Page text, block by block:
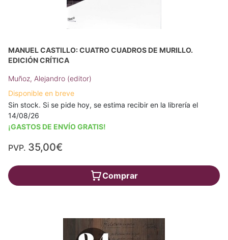
MANUEL CASTILLO: CUATRO CUADROS DE MURILLO.
EDICIÓN CRÍTICA
Muñoz, Alejandro (editor)
Disponible en breve
Sin stock. Si se pide hoy, se estima recibir en la librería el
14/08/26
¡GASTOS DE ENVÍO GRATIS!
PVP. 35,00€
Comprar